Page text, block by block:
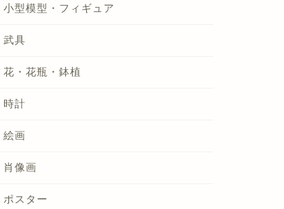
小型模型・フィギュア
武具
花・花瓶・鉢植
時計
絵画
肖像画
ポスター